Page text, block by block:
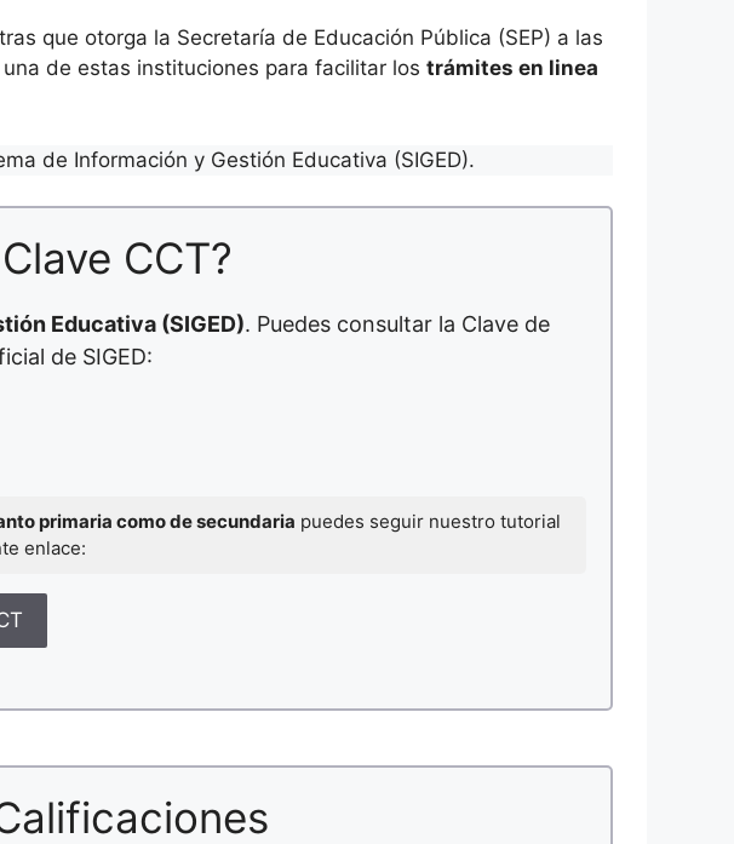
que otorga la Secretaría de Educación Pública (SEP) a las
de estas instituciones para facilitar los trámites en linea
de Información y Gestión Educativa (SIGED).
CCT?
Educativa (SIGED). Puedes consultar la Clave de
de SIGED:
primaria como de secundaria puedes seguir nuestro tutorial
enlace: